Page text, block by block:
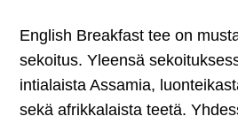
English Breakfast tee on
sekoitus. Yleensä
intialaista Assamia,
sekä afrikkalaista teetä.